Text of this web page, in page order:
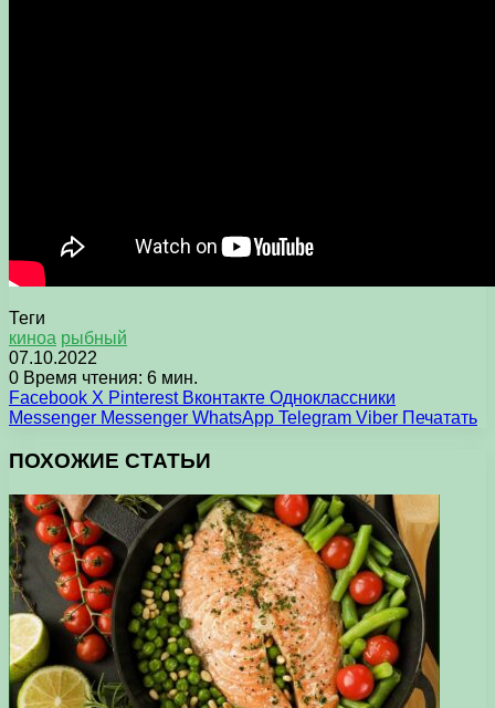
Теги
киноа рыбный
07.10.2022
0 Время чтения: 6 мин.
Facebook X Pinterest Вконтакте Одноклассники
Messenger Messenger WhatsApp Telegram Viber Печатать
ПОХОЖИЕ СТАТЬИ